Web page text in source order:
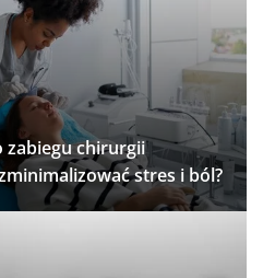
zabiegu chirurgii
stres i ból?